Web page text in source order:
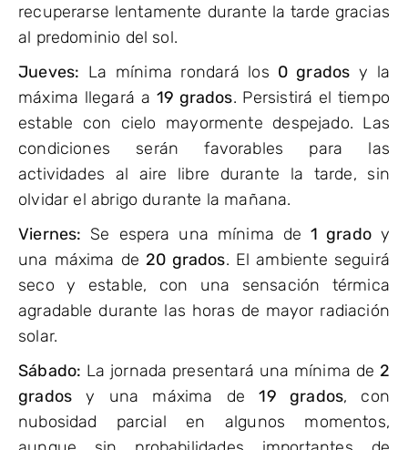
recuperarse lentamente durante la tarde gracias
al predominio del sol.
Jueves: La mínima rondará los 0 grados y la
máxima llegará a 19 grados. Persistirá el tiempo
estable con cielo mayormente despejado. Las
condiciones serán favorables para las
actividades al aire libre durante la tarde, sin
olvidar el abrigo durante la mañana.
Viernes: Se espera una mínima de1 gradoy
una máxima de 20 grados. El ambiente seguirá
seco y estable, con una sensación térmica
agradable durante las horas de mayor radiación
solar.
Sábado: La jornada presentará una mínima de 2
grados y una máxima de19 grados, con
nubosidad parcial en algunos momentos,